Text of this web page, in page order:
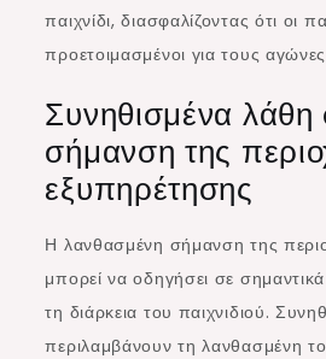
παιχνίδι, διασφαλίζοντας ότι οι
προετοιμασμένοι για τους
Συνηθισμένα λάθη
σήμανση της
εξυπηρέτησης
Η λανθασμένη σήμανση της
μπορεί να οδηγήσει σε
τη διάρκεια του παιχνιδιού.
περιλαμβάνουν τη λανθασμένη